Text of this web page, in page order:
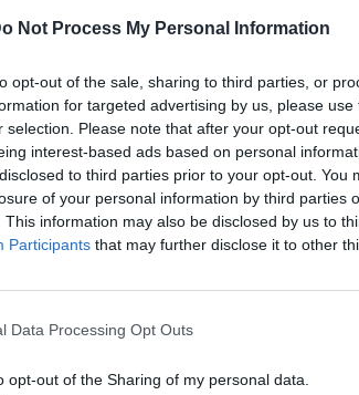
Not Process My Personal Information
opt-out of the sale, sharing to third parties, or
for targeted advertising by us, please
selection. Please note that after your opt-out
interest-based ads based on personal
to third parties prior to your opt-out. You
of your personal information by third parties
This information may also be disclosed by us to
Participants that may further disclose it to other
Data Processing Opt Outs
opt-out of the Sharing of my personal data.